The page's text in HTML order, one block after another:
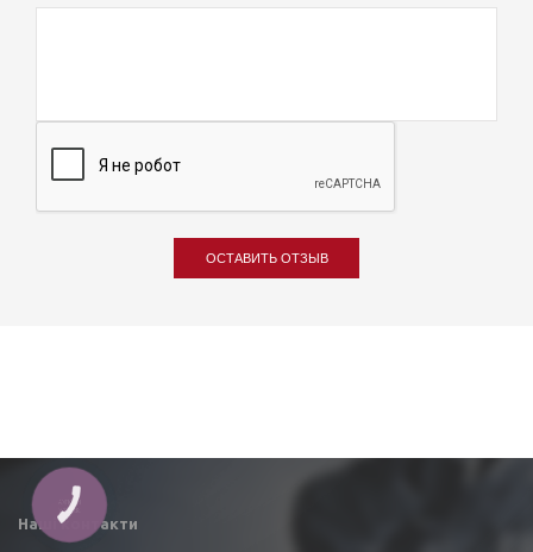
ОСТАВИТЬ ОТЗЫВ
Наші контакти